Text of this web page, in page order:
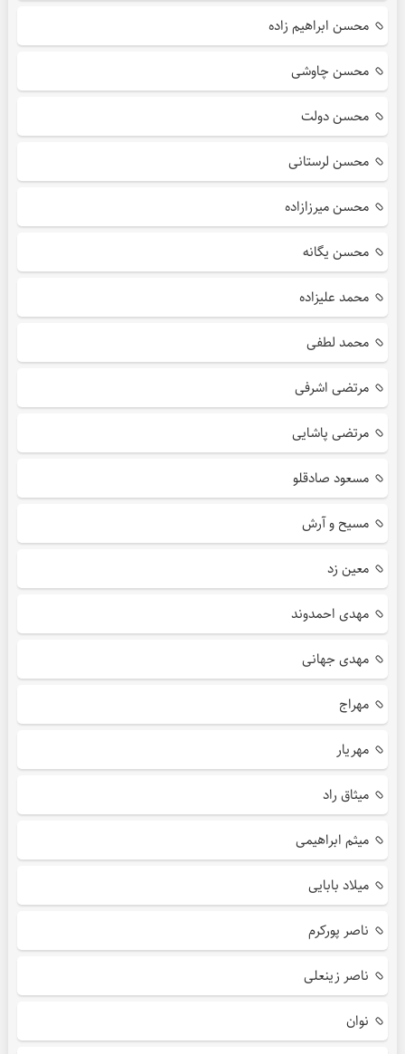
محسن ابراهیم زاده
محسن چاوشی
محسن دولت
محسن لرستانی
محسن میرزازاده
محسن یگانه
محمد علیزاده
محمد لطفی
مرتضی اشرفی
مرتضی پاشایی
مسعود صادقلو
مسیح و آرش
معین زد
مهدی احمدوند
مهدی جهانی
مهراج
مهریار
میثاق راد
میثم ابراهیمی
میلاد بابایی
ناصر پورکرم
ناصر زینعلی
نوان